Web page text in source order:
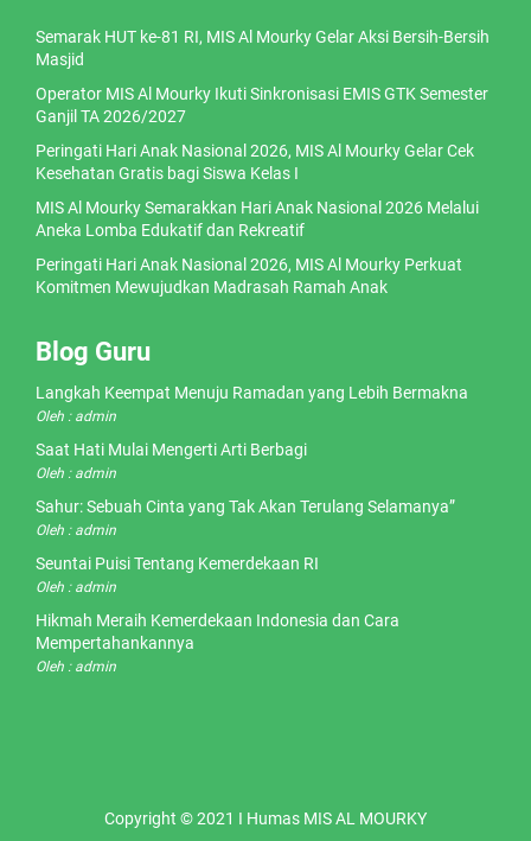
Semarak HUT ke-81 RI, MIS Al Mourky Gelar Aksi Bersih-Bersih
Masjid
Operator MIS Al Mourky Ikuti Sinkronisasi EMIS GTK Semester
Ganjil TA 2026/2027
Peringati Hari Anak Nasional 2026, MIS Al Mourky Gelar Cek
Kesehatan Gratis bagi Siswa Kelas I
MIS Al Mourky Semarakkan Hari Anak Nasional 2026 Melalui
Aneka Lomba Edukatif dan Rekreatif
Peringati Hari Anak Nasional 2026, MIS Al Mourky Perkuat
Komitmen Mewujudkan Madrasah Ramah Anak
Blog Guru
Langkah Keempat Menuju Ramadan yang Lebih Bermakna
Oleh : admin
Saat Hati Mulai Mengerti Arti Berbagi
Oleh : admin
Sahur: Sebuah Cinta yang Tak Akan Terulang Selamanya”
Oleh : admin
Seuntai Puisi Tentang Kemerdekaan RI
Oleh : admin
Hikmah Meraih Kemerdekaan Indonesia dan Cara
Mempertahankannya
Oleh : admin
Copyright © 2021 I Humas MIS AL MOURKY